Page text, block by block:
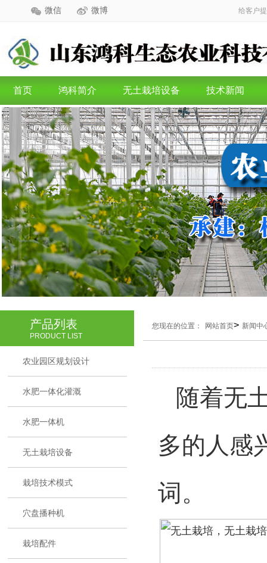
微信 微博 给客户
首页 鸿科简介 无土栽培设备 技术新闻
产品列表
PRODUCT LIST
农业园区规划设计
水肥一体化灌溉
水肥一体机
无土栽培设备
栽培技术模式
穴盘播种机
栽培配件
您现在的位置： 网站首页> 新闻中
随着无
多的人感
词。